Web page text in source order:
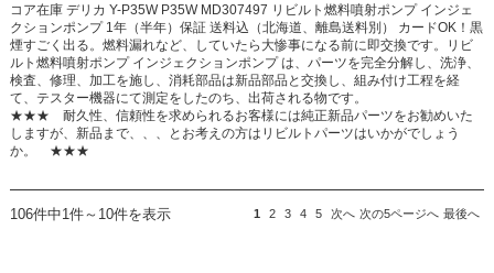
コア在庫 デリカ Y-P35W P35W MD307497 リビルト燃料噴射ポンプ インジェ
クションポンプ 1年（半年）保証 送料込（北海道、離島送料別） カードOK！黒
煙すごく出る。燃料漏れなど、していたら大惨事になる前に即交換です。リビ
ルト燃料噴射ポンプ インジェクションポンプ は、パーツを完全分解し、洗浄、
検査、修理、加工を施し、消耗部品は新品部品と交換し、組み付け工程を経
て、テスター機器にて測定をしたのち、出荷される物です。
★★★ 耐久性、信頼性を求められるお客様には純正新品パーツをお勧めいた
しますが、新品まで、、、とお考えの方はリビルトパーツはいかがでしょう
か。 ★★★
106件中1件～10件を表示 1 2 3 4 5 次へ 次の5ページへ 最後へ